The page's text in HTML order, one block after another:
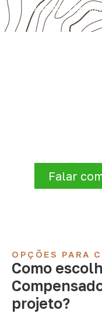
pela ficha
Falar
OPÇÕES PARA
Como
projeto?